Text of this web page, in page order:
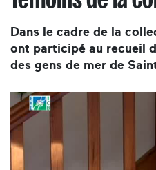
Dans le cadre de la
ont participé au recueil
des gens de mer de